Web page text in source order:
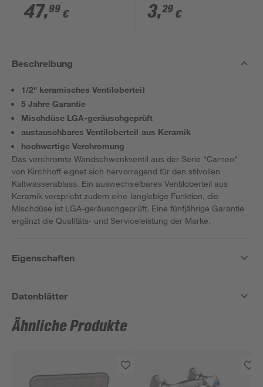
34 cm
47,99 €
0,1 x 12 mm x 12 m
3,29 €
Beschreibung
1/2" keramisches Ventiloberteil
5 Jahre Garantie
Mischdüse LGA-geräuschgeprüft
austauschbares Ventiloberteil aus Keramik
hochwertige Verchromung
Das verchromte Wandschwenkventil aus der Serie "Carneo"
von Kirchhoff eignet sich hervorragend für den stilvollen
Kaltwasserablass. Ein auswechselbares Ventiloberteil aus
Keramik verspricht zudem eine langlebige Funktion, die
Mischdüse ist LGA-geräuschgeprüft. Eine fünfjährige Garantie
ergänzt die Qualitäts- und Serviceleistung der Marke.
Eigenschaften
Datenblätter
Ähnliche Produkte